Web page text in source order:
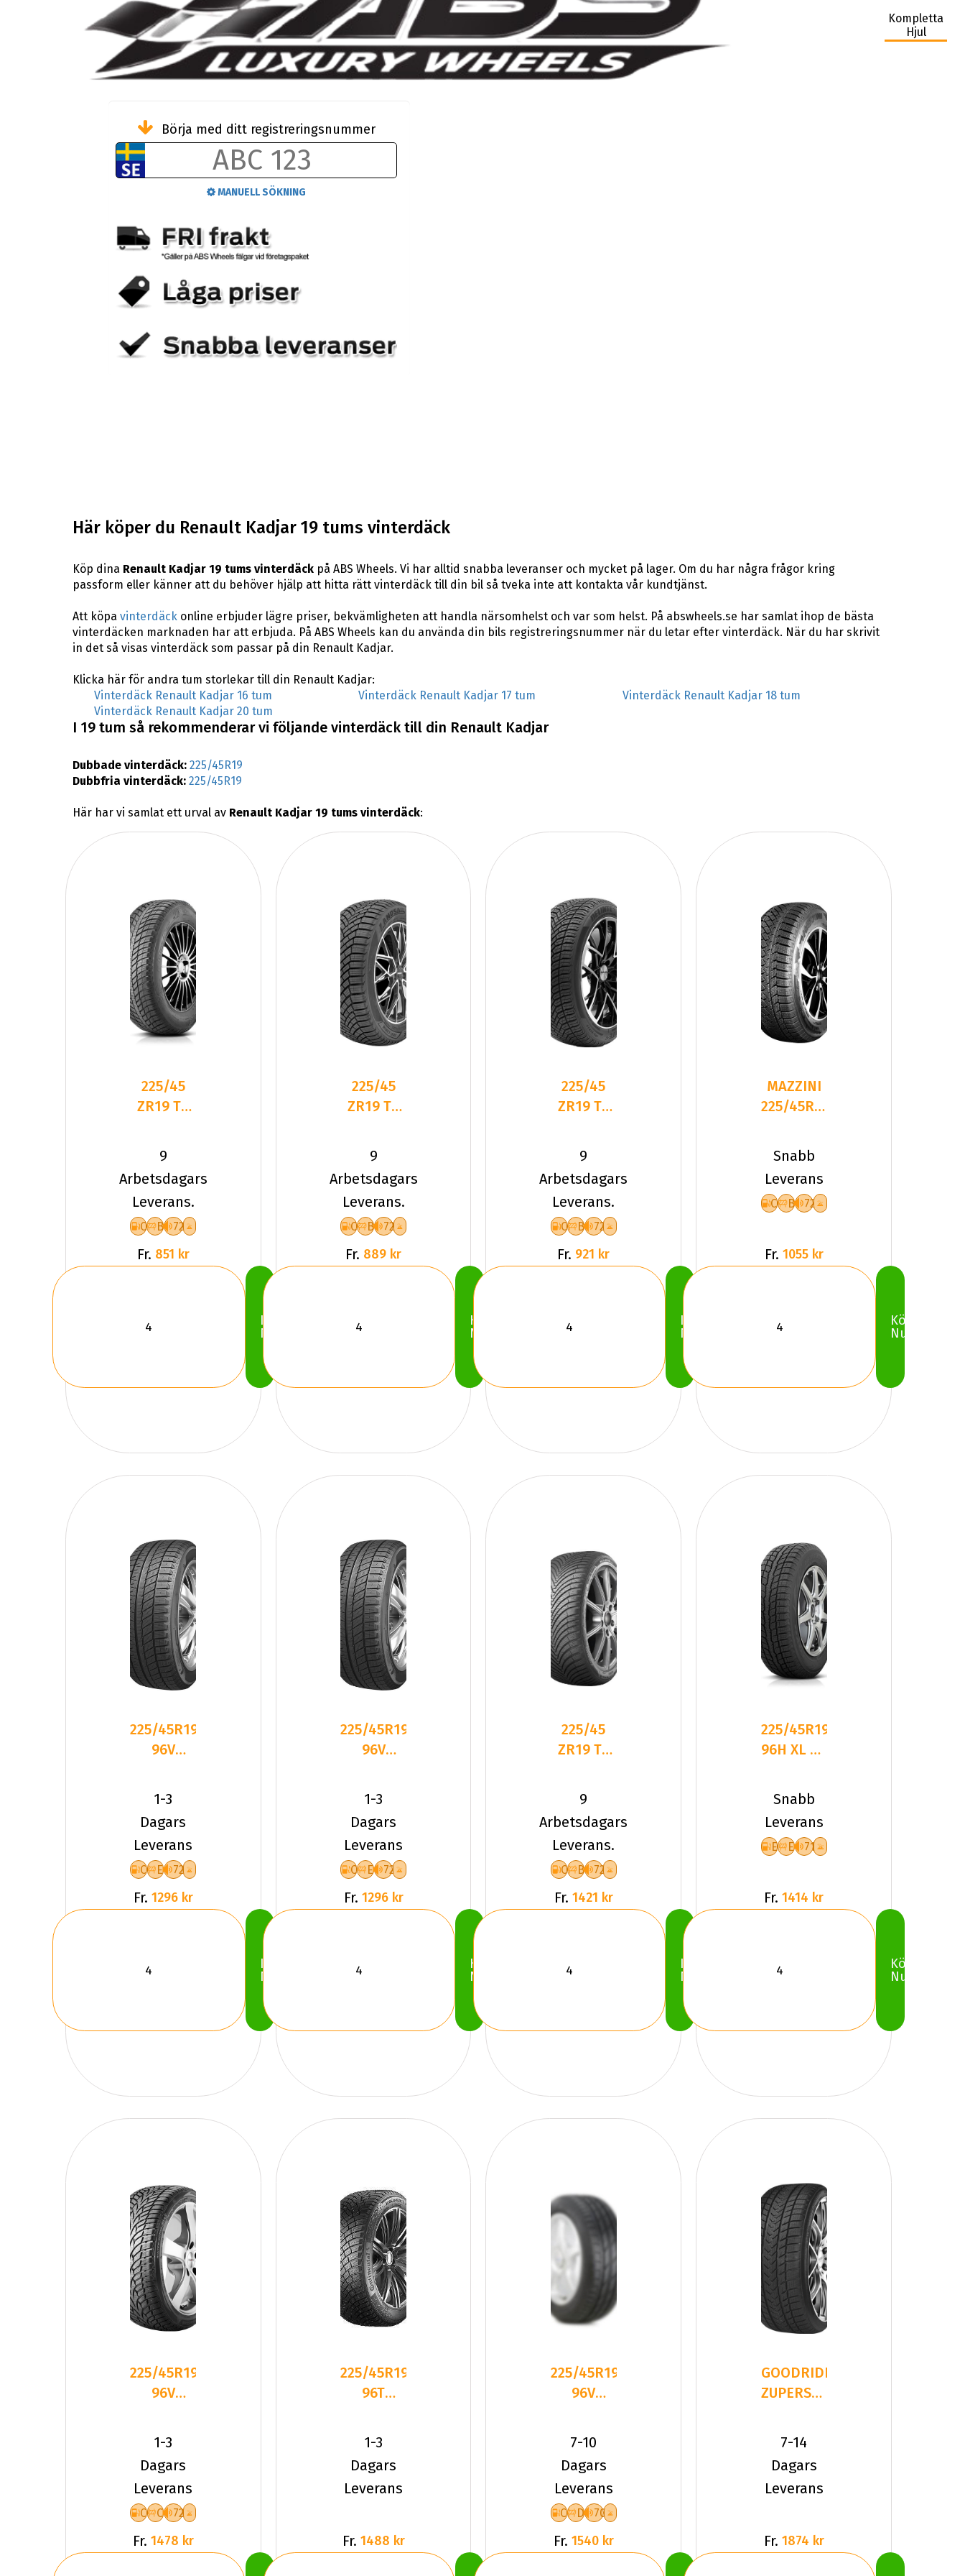
Kompletta
Hjul
Börja med ditt registreringsnummer
MANUELL SÖKNING
Här köper du Renault Kadjar 19 tums vinterdäck
Köp dina Renault Kadjar 19 tums vinterdäckpå ABS Wheels. Vi har alltid snabba leveranser och mycket på lager. Om du har några frågor kring
passform eller känner att du behöver hjälp att hitta rätt vinterdäck till din bil så tveka inte att kontakta vår kundtjänst.
Att köpa vinterdäckonline erbjuder lägre priser, bekvämligheten att handla närsomhelst och var som helst. På abswheels.se har samlat ihop de bästa
vinterdäcken marknaden har att erbjuda. På ABS Wheels kan du använda din bils registreringsnummer när du letar efter vinterdäck. När du har skrivit
in det så visas vinterdäck som passar på din Renault Kadjar.
Klicka här för andra tum storlekar till din Renault Kadjar:
Vinterdäck Renault Kadjar 16 tum
Vinterdäck Renault Kadjar 17 tum
Vinterdäck Renault Kadjar 18 tum
Vinterdäck Renault Kadjar 20 tum
I 19 tum så rekommenderar vi följande vinterdäck till din Renault Kadjar
Dubbade vinterdäck: 225/45R19
Dubbfria vinterdäck: 225/45R19
Här har vi samlat ett urval av Renault Kadjar 19 tums vinterdäck:
225/45
ZR19 TL
ROADHOG
RGAS02
XL
9
Arbetsdagars
Leverans.
C B 72
Fr. 851 kr
Köp
Nu
225/45
ZR19 TL
LANDSAIL
4-
SEASONS
3 XL
9
Arbetsdagars
Leverans.
C B 72
Fr. 889 kr
Köp
Nu
225/45
ZR19 TL
DELINTE
AW6 XL
9
Arbetsdagars
Leverans.
C B 72
Fr. 921 kr
Köp
Nu
MAZZINI
225/45R19
SNOW
LEOPARD
2
Snabb
Leverans
C B 72
Fr. 1055 kr
Köp
Nu
225/45R19
96V
BLAZER
Arctic
1-3
Dagars
Leverans
C E 72
Fr. 1296 kr
Köp
Nu
225/45R19
96V
BLAZER
Arctic
1-3
Dagars
Leverans
C E 72
Fr. 1296 kr
Köp
Nu
225/45
ZR19 TL
KUMHO
SOLUS 4S
HA32 XL
9
Arbetsdagars
Leverans.
C B 72
Fr. 1421 kr
Köp
Nu
225/45R19
96H XL FR
OBSERVE
GSI-6
Snabb
Leverans
E E 71
Fr. 1414 kr
Köp
Nu
225/45R19
96V
SV-3 XL
Friktion
2024
1-3
Dagars
Leverans
C C 72
Fr. 1478 kr
225/45R19
96T
IceContact
3
1-3
Dagars
Leverans
Fr. 1488 kr
225/45R19
96V
IceMaster
I XL Fr
7-10
Dagars
Leverans
C D 70
Fr. 1540 kr
GOODRIDE
ZUPERSNOW
225/45R19
96 V XL
7-14
Dagars
Leverans
Fr. 1874 kr